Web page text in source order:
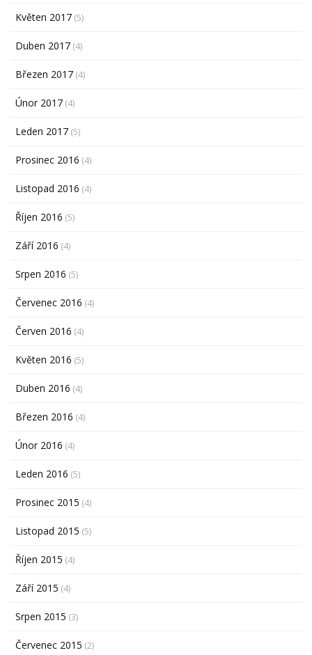
Květen 2017 (5)
Duben 2017 (4)
Březen 2017 (4)
Únor 2017 (4)
Leden 2017 (5)
Prosinec 2016 (4)
Listopad 2016 (4)
Říjen 2016 (5)
Září 2016 (4)
Srpen 2016 (5)
Červenec 2016 (4)
Červen 2016 (4)
Květen 2016 (5)
Duben 2016 (4)
Březen 2016 (4)
Únor 2016 (4)
Leden 2016 (5)
Prosinec 2015 (4)
Listopad 2015 (5)
Říjen 2015 (4)
Září 2015 (4)
Srpen 2015 (3)
Červenec 2015 (2)